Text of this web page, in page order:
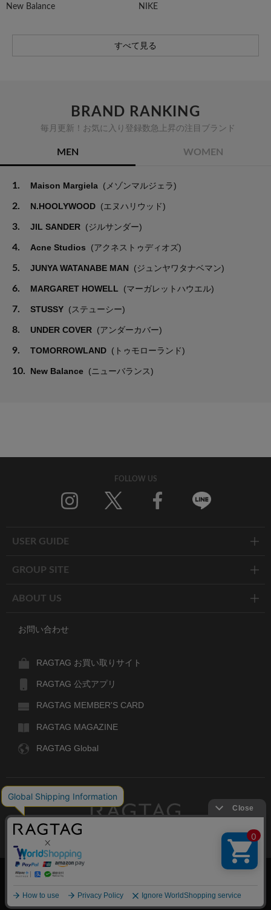
New Balance NIKE
すべて見る
BRAND RANKING
毎月更新！お気に入り登録数急上昇の注目ブランド
MEN WOMEN
1. Maison Margiela (メゾンマルジェラ)
2. N.HOOLYWOOD (エヌハリウッド)
3. JIL SANDER (ジルサンダー)
4. Acne Studios (アクネストゥディオズ)
5. JUNYA WATANABE MAN (ジュンヤワタナベマン)
6. MARGARET HOWELL (マーガレットハウエル)
7. STUSSY (ステューシー)
8. UNDER COVER (アンダーカバー)
9. TOMORROWLAND (トゥモローランド)
10. New Balance (ニューバランス)
FOLLOW US
USER GUIDE
GROUP SITE
ABOUT US
お問い合わせ
RAGTAG お買い取りサイト
RAGTAG 公式アプリ
RAGTAG MEMBER'S CARD
RAGTAG MAGAZINE
RAGTAG Global
デザイナーズブランドのユーズド・セレクトショップ
COPYRIGHT© TIN PAN ALLEY CO., LTD. ALL RIGHTS RESERVED.